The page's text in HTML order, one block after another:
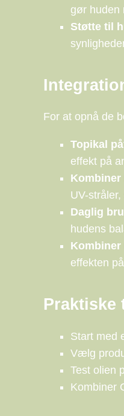
gør huden
Støtte til
For at opnå de
Topikal
effekt på
Kombiner
UV-
Daglig
hudens
effekten
Praktiske
Start med
Vælg
Test olien
Kombiner